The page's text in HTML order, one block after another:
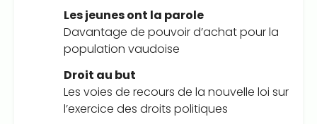
Les jeunes ont la parole
Davantage de pouvoir d’achat pour la
population vaudoise
Droit au but
Les voies de recours de la nouvelle loi sur
l’exercice des droits politiques